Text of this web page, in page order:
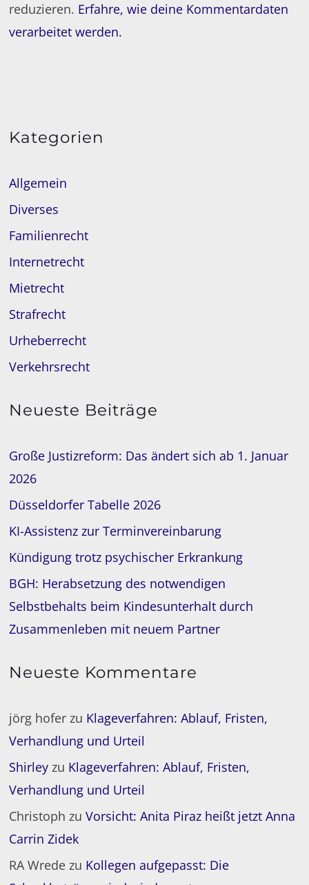
reduzieren. Erfahre, wie deine Kommentardaten
verarbeitet werden.
Kategorien
Allgemein
Diverses
Familienrecht
Internetrecht
Mietrecht
Strafrecht
Urheberrecht
Verkehrsrecht
Neueste Beiträge
Große Justizreform: Das ändert sich ab 1. Januar
2026
Düsseldorfer Tabelle 2026
KI-Assistenz zur Terminvereinbarung
Kündigung trotz psychischer Erkrankung
BGH: Herabsetzung des notwendigen
Selbstbehalts beim Kindesunterhalt durch
Zusammenleben mit neuem Partner
Neueste Kommentare
jörg hofer zu Klageverfahren: Ablauf, Fristen,
Verhandlung und Urteil
Shirley zu Klageverfahren: Ablauf, Fristen,
Verhandlung und Urteil
Christoph zuVorsicht: Anita Piraz heißt jetzt Anna
Carrin Zidek
RA Wrede zu Kollegen aufgepasst: Die